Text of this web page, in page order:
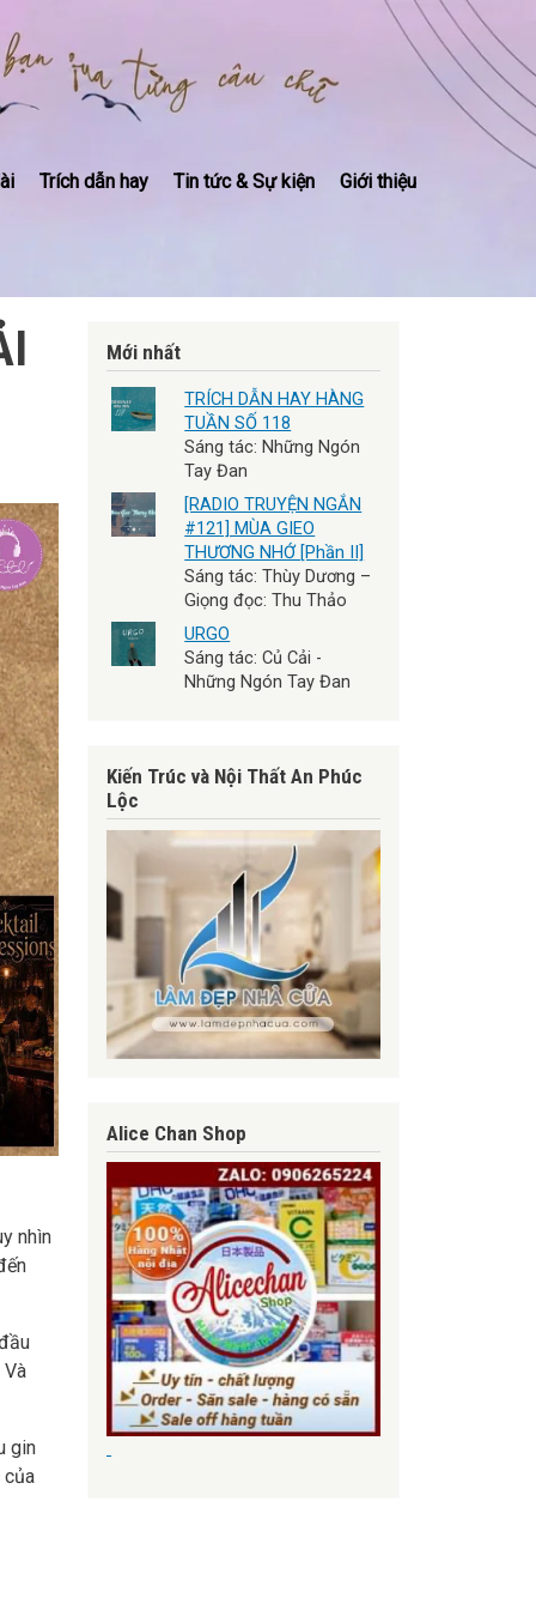
Trích dẫn hay Tin tức & Sự kiện Giới thiệu
nhìn
gin
của
Mới nhất
TRÍCH DẪN HAY HÀNG
TUẦN SỐ 118
Sáng tác: Những Ngón
Tay Đan
[RADIO TRUYỆN NGẮN
#121] MÙA GIEO
THƯƠNG NHỚ [Phần II]
Sáng tác: Thùy Dương –
Giọng đọc: Thu Thảo
URGO
Sáng tác: Củ Cải -
Những Ngón Tay Đan
Kiến Trúc và Nội Thất An Phúc
Lộc
Alice Chan Shop